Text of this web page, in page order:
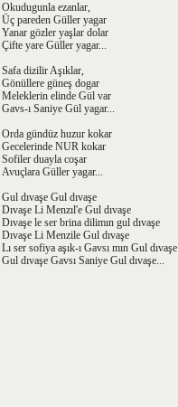
Okudugunla ezanlar,
Üç pareden Güller yagar
Yanar gözler yaşlar dolar
Çifte yare Güller yagar...
Safa dizilir Aşıklar,
Gönüllere güneş dogar
Meleklerin elinde Gül var
Gavs-ı Saniye Gül yagar...
Orda gündüz huzur kokar
Gecelerinde NUR kokar
Sofiler duayla coşar
Avuçlara Güller yagar...
Gul dıvaşe Gul dıvaşe
Dıvaşe Li Menzıl'e Gul dıvaşe
Dıvaşe le ser brina dilimın gul dıvaşe
Dıvaşe Li Menzile Gul dıvaşe
Lı ser sofiya aşık-ı Gavsı mın Gul dıvaşe
Gul dıvaşe Gavsı Saniye Gul dıvaşe...